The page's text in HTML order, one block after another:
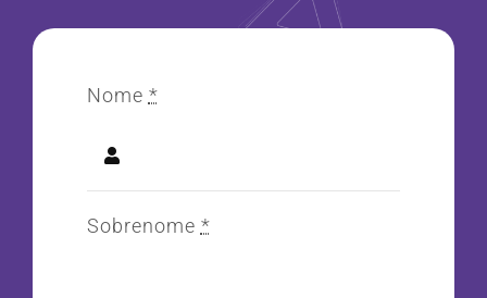
Nome *
Sobrenome *